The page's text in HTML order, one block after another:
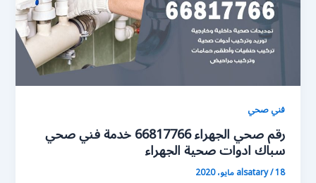
فني صحي
رقم صحي الجهراء 66817766 خدمة فني صحي
سباك ادوات صحية الجهراء
alsatary/18 مايو، 2020